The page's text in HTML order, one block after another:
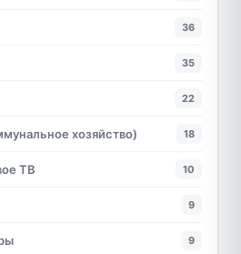
36
35
22
хозяйство) 18
ТВ 10
9
9